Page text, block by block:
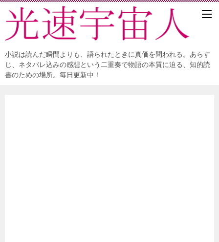
小説は読んだ瞬間よりも、語られたときに真価を問われる。あらす
じ、ネタバレ込みの感想という二重奏で物語の本質に迫る、知的読
書のための場所。毎日更新中！